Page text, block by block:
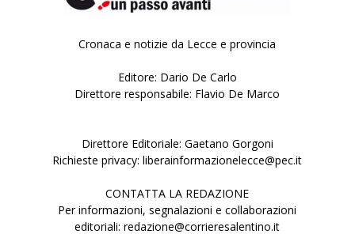
Cronaca e notizie da Lecce e provincia
Editore: Dario De Carlo
Direttore responsabile: Flavio De Marco
Direttore Editoriale: Gaetano Gorgoni
Richieste privacy: liberainformazionelecce@pec.it
CONTATTA LA REDAZIONE
Per informazioni, segnalazioni e collaborazioni
editoriali: redazione@corrieresalentino.it